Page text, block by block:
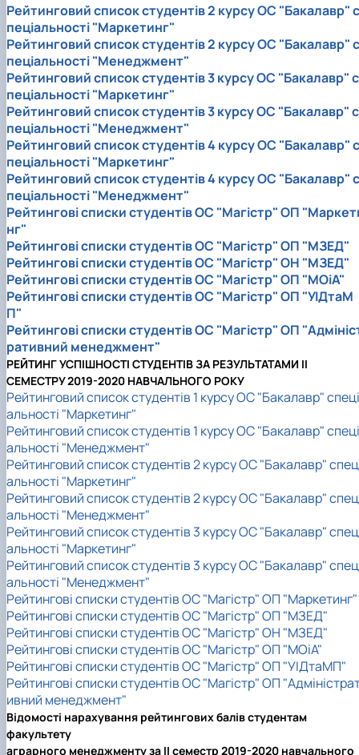
Рейтинговий список студентів 2 курсу ОС "Бакалавр" с
пеціальності "Маркетинг"
Рейтинговий список студентів 2 курсу ОС "Бакалавр" с
пеціальності "Менеджмент"
Рейтинговий список студентів 3 курсу ОС "Бакалавр" с
пеціальності "Маркетинг"
Рейтинговий список студентів 3 курсу ОС "Бакалавр" с
пеціальності "Менеджмент"
Рейтинговий список студентів 4 курсу ОС "Бакалавр" с
пеціальності "Маркетинг"
Рейтинговий список студентів 4 курсу ОС "Бакалавр" с
пеціальності "Менеджмент"
Рейтингові списки студентів ОС "Магістр" ОП
нг"
Рейтингові списки студентів ОС "Магістр" ОП "МЗЕД"
Рейтингові списки студентів ОС "Магістр" ОН "МЗЕД"
Рейтингові списки студентів ОС "Магістр" ОП "МОіА"
Рейтингові списки студентів ОС "Магістр" ОП "УІДтаМ
П"
Рейтингові списки студентів ОС "Магістр" ОП
ративний менеджмент"
РЕЙТИНГ УСПІШНОСТІ СТУДЕНТІВ ЗА РЕЗУЛЬТАТАМИ II
СЕМЕСТРУ 2019-2020 НАВЧАЛЬНОГО РОКУ
Рейтинговий список студентів 1 курсу ОС "Бакалавр" спеці
альності "Маркетинг"
Рейтинговий список студентів 1 курсу ОС "Бакалавр" спеці
альності "Менеджмент"
Рейтинговий список студентів 2 курсу ОС "Бакалавр"
альності "Маркетинг"
Рейтинговий список студентів 2 курсу ОС "Бакалавр"
альності "Менеджмент"
Рейтинговий список студентів 3 курсу ОС "Бакалавр"
альності "Маркетинг"
Рейтинговий список студентів 3 курсу ОС "Бакалавр"
альності "Менеджмент"
Рейтингові списки студентів ОС "Магістр" ОП "Маркетинг"
Рейтингові списки студентів ОС "Магістр" ОП "МЗЕД"
Рейтингові списки студентів ОС "Магістр" ОН "МЗЕД"
Рейтингові списки студентів ОС "Магістр" ОП "МОіА"
Рейтингові списки студентів ОС "Магістр" ОП "УІДтаМП"
Рейтингові списки студентів ОС "Магістр" ОП
ивний менеджмент"
Відомості нарахування рейтингових балів студентам
факультету
аграрного менеджменту за II семестр 2019-2020 навчального